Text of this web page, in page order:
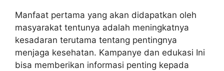
Manfaat pertama yang akan didapatkan oleh
masyarakat tentunya adalah meningkatnya
kesadaran terutama tentang pentingnya
menjaga kesehatan. Kampanye dan edukasi Ini
bisa memberikan informasi penting kepada